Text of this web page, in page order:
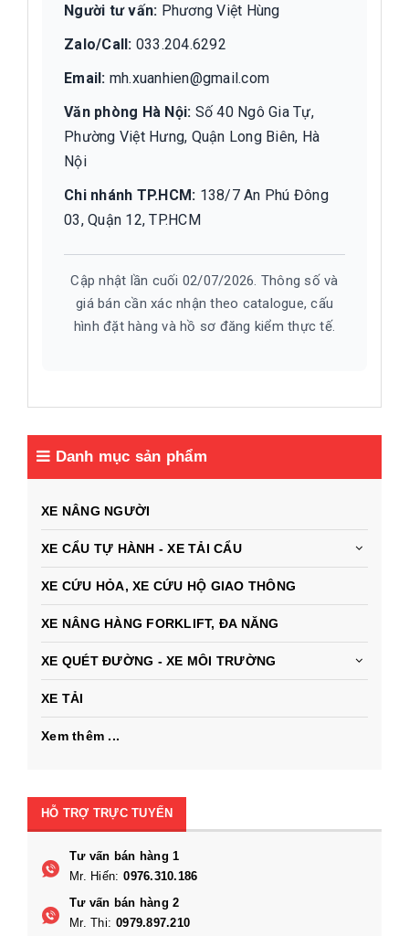
Người tư vấn: Phương Việt Hùng
Zalo/Call: 033.204.6292
Email: mh.xuanhien@gmail.com
Văn phòng Hà Nội: Số 40 Ngô Gia Tự,
Phường Việt Hưng, Quận Long Biên, Hà
Nội
Chi nhánh TP.HCM: 138/7 An Phú Đông
03, Quận 12, TP.HCM
Cập nhật lần cuối 02/07/2026. Thông số và
giá bán cần xác nhận theo catalogue, cấu
hình đặt hàng và hồ sơ đăng kiểm thực tế.
Danh mục sản phẩm
XE NÂNG NGƯỜI
XE CẨU TỰ HÀNH - XE TẢI CẨU
XE CỨU HỎA, XE CỨU HỘ GIAO THÔNG
XE NÂNG HÀNG FORKLIFT, ĐA NĂNG
XE QUÉT ĐƯỜNG - XE MÔI TRƯỜNG
XE TẢI
Xem thêm ...
HỖ TRỢ TRỰC TUYẾN
Tư vấn bán hàng 1
Mr. Hiến: 0976.310.186
Tư vấn bán hàng 2
Mr. Thi: 0979.897.210